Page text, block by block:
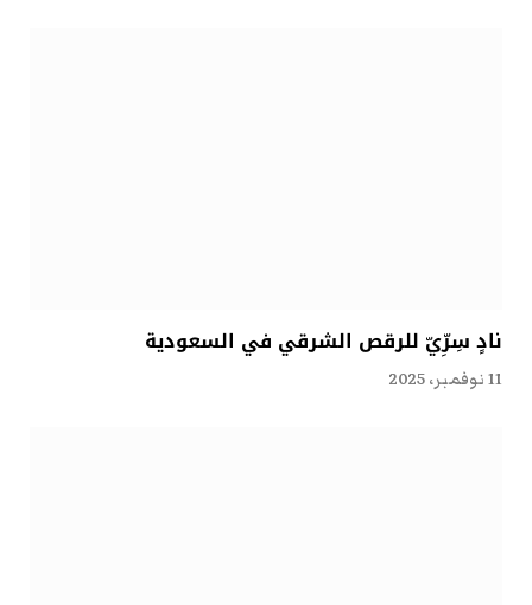
نادٍ سِرِّيّ للرقص الشرقي في السعودية
11 نوفمبر، 2025